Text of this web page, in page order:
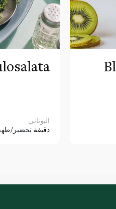
اليوناني
دقيقة تحضير/